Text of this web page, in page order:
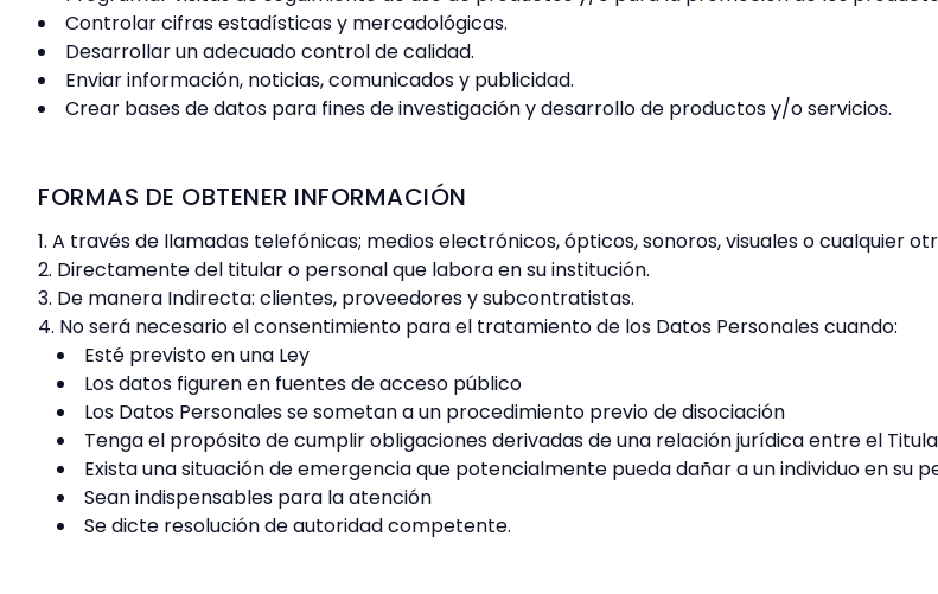
Controlar cifras estadísticas y mercadológicas.
Desarrollar un adecuado control de calidad.
Enviar información, noticias, comunicados y publicidad.
Crear bases de datos para fines de investigación y desarrollo de productos y/o servicios.
FORMAS DE OBTENER INFORMACIÓN
A través de llamadas telefónicas; medios electrónicos, ópticos, sonoros, visuales o cualquier
Directamente del titular o personal que labora en su institución.
De manera Indirecta: clientes, proveedores y subcontratistas.
No será necesario el consentimiento para el tratamiento de los Datos Personales cuando:
Esté previsto en una Ley
Los datos figuren en fuentes de acceso público
Los Datos Personales se sometan a un procedimiento previo de disociación
Tenga el propósito de cumplir obligaciones derivadas de una relación jurídica entre el
Exista una situación de emergencia que potencialmente pueda dañar a un individuo en su
Sean indispensables para la atención
Se dicte resolución de autoridad competente.